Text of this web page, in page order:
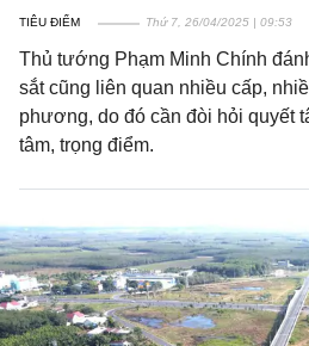
TIÊU ĐIỂM Thứ 7, 26/04/2025 | 09:53
Thủ tướng Phạm Minh Chính
sắt cũng liên quan nhiều cấp,
phương, do đó cần đòi hỏi quyết
tâm, trọng điểm.